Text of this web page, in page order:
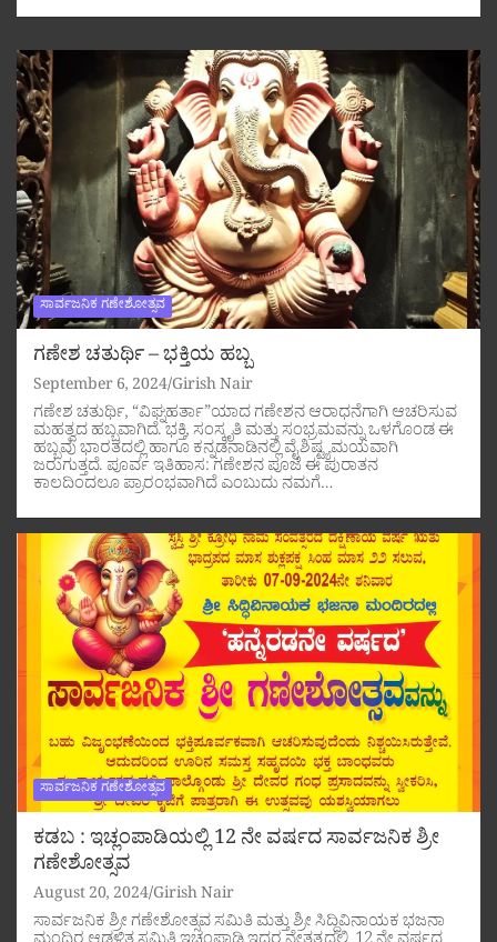
ಸಾರ್ವಜನಿಕ ಗಣೇಶೋತ್ಸವ
ಗಣೇಶ ಚತುರ್ಥಿ – ಭಕ್ತಿಯ ಹಬ್ಬ
September 6, 2024 Girish Nair
ಗಣೇಶ ಚತುರ್ಥಿ, “ವಿಘ್ನಹರ್ತಾ”ಯಾದ ಗಣೇಶನ ಆರಾಧನೆಗಾಗಿ ಆಚರಿಸುವ
ಮಹತ್ವದ ಹಬ್ಬವಾಗಿದೆ. ಭಕ್ತಿ, ಸಂಸ್ಕೃತಿ ಮತ್ತು ಸಂಭ್ರಮವನ್ನು ಒಳಗೊಂಡ ಈ
ಹಬ್ಬವು ಭಾರತದಲ್ಲಿ ಹಾಗೂ ಕನ್ನಡನಾಡಿನಲ್ಲಿ ವೈಶಿಷ್ಟ್ಯಮಯವಾಗಿ
ಜರುಗುತ್ತದೆ. ಪೂರ್ವ ಇತಿಹಾಸ: ಗಣೇಶನ ಪೂಜೆ ಈ ಪುರಾತನ
ಕಾಲದಿಂದಲೂ ಪ್ರಾರಂಭವಾಗಿದೆ ಎಂಬುದು ನಮಗೆ…
ಸಾರ್ವಜನಿಕ ಗಣೇಶೋತ್ಸವ
ಕಡಬ : ಇಚ್ಲಂಪಾಡಿಯಲ್ಲಿ 12 ನೇ ವರ್ಷದ ಸಾರ್ವಜನಿಕ ಶ್ರೀ
ಗಣೇಶೋತ್ಸವ
August 20, 2024 Girish Nair
ಸಾರ್ವಜನಿಕ ಶ್ರೀ ಗಣೇಶೋತ್ಸವ ಸಮಿತಿ ಮತ್ತು ಶ್ರೀ ಸಿದ್ಧಿವಿನಾಯಕ ಭಜನಾ